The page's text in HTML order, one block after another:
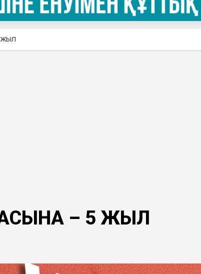
ЖЫЛ
– 5 ЖЫЛ